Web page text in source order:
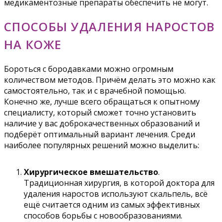
медикаментозные препараты обеспечить не могут.
СПОСОБЫ УДАЛЕНИЯ НАРОСТОВ
НА КОЖЕ
Бороться с бородавками можно огромным
количеством методов. Причём делать это можно как
самостоятельно, так и с врачебной помощью.
Конечно же, лучше всего обращаться к опытному
специалисту, который сможет точно установить
наличие у вас доброкачественных образований и
подберёт оптимальный вариант лечения. Среди
наиболее популярных решений можно выделить:
Хирургическое вмешательство.
Традиционная хирургия, в которой доктора для
удаления наростов используют скальпель, всё
ещё считается одним из самых эффективных
способов борьбы с новообразованиями.